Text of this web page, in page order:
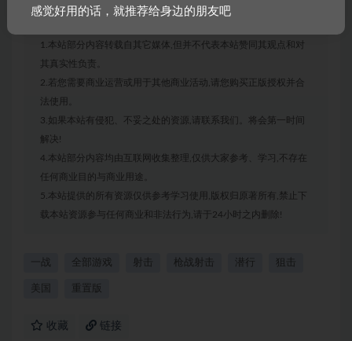
1.本站部分内容转载自其它媒体,但并不代表本站赞同其观点和对
其真实性负责。
2.若您需要商业运营或用于其他商业活动,请您购买正版授权并合
法使用。
3.如果本站有侵犯、不妥之处的资源,请联系我们。将会第一时间
解决!
4.本站部分内容均由互联网收集整理,仅供大家参考、学习,不存在
任何商业目的与商业用途。
5.本站提供的所有资源仅供参考学习使用,版权归原著所有,禁止下
载本站资源参与任何商业和非法行为,请于24小时之内删除!
一战 全部游戏 射击 枪战射击 潜行 狙击
美国 重置版
收藏 链接
感觉好用的话，就推荐给身边的朋友吧